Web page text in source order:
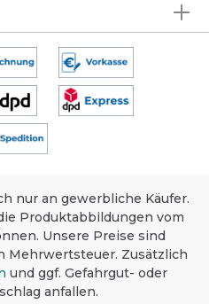
nur an gewerbliche Käufer.
Produktabbildungen vom
Unsere Preise sind
Mehrwertsteuer. Zusätzlich
und ggf. Gefahrgut- oder
anfallen.